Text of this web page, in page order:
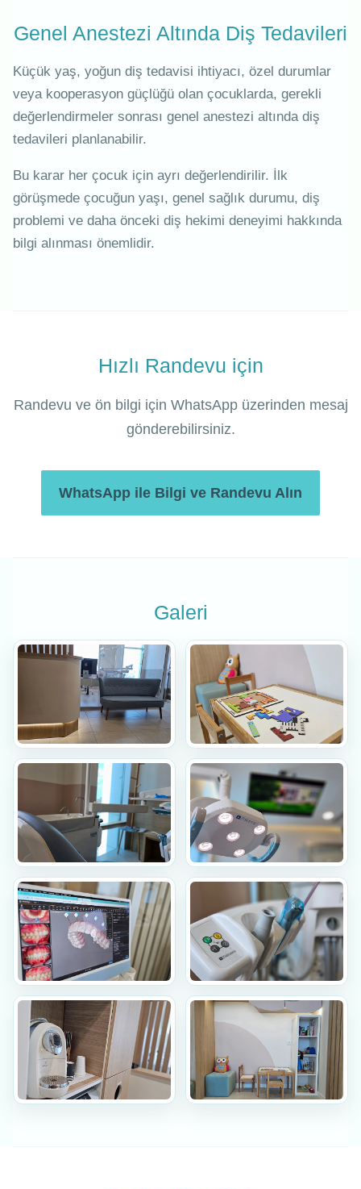
Genel Anestezi Altında Diş Tedavileri
Küçük yaş, yoğun diş tedavisi ihtiyacı, özel durumlar
veya kooperasyon güçlüğü olan çocuklarda, gerekli
değerlendirmeler sonrası genel anestezi altında diş
tedavileri planlanabilir.
Bu karar her çocuk için ayrı değerlendirilir. İlk
görüşmede çocuğun yaşı, genel sağlık durumu, diş
problemi ve daha önceki diş hekimi deneyimi hakkında
bilgi alınması önemlidir.
Hızlı Randevu için
Randevu ve ön bilgi için WhatsApp üzerinden mesaj
gönderebilirsiniz.
WhatsApp ile Bilgi ve Randevu Alın
Galeri